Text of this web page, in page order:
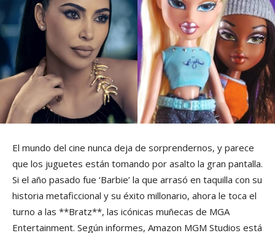
El mundo del cine nunca deja de sorprendernos, y parece
que los juguetes están tomando por asalto la gran pantalla.
Si el año pasado fue ‘Barbie’ la que arrasó en taquilla con su
historia metaficcional y su éxito millonario, ahora le toca el
turno a las **Bratz**, las icónicas muñecas de MGA
Entertainment. Según informes, Amazon MGM Studios está